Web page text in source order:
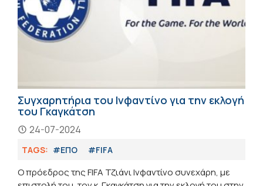
Συγχαρητήρια του Ινφαντίνο για την εκλογή
του Γκαγκάτση
24-07-2024
TAGS: #ΕΠΟ #FIFA
Ο πρόεδρος της FIFA Τζιάνι Ινφαντίνο συνεχάρη, με